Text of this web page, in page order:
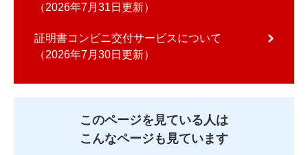
2026年7月31日更新
証明書コンビニ交付サービスについて
2026年7月30日更新
このページを見ている人は
こんなページも見ています